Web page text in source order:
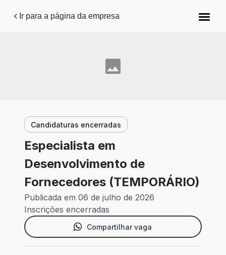
Pular para o conteúdo principal
Ir para a página da empresa
Candidaturas encerradas
Especialista em
Desenvolvimento de
Fornecedores (TEMPORÁRIO)
Publicada em 06 de julho de 2026
Inscrições encerradas
Compartilhar vaga